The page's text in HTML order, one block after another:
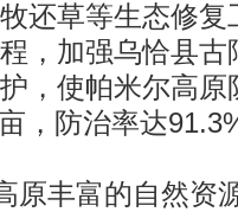
还草等生态修复
，加强乌恰县古
，使帕米尔高
，防治率达
丰富的自然资